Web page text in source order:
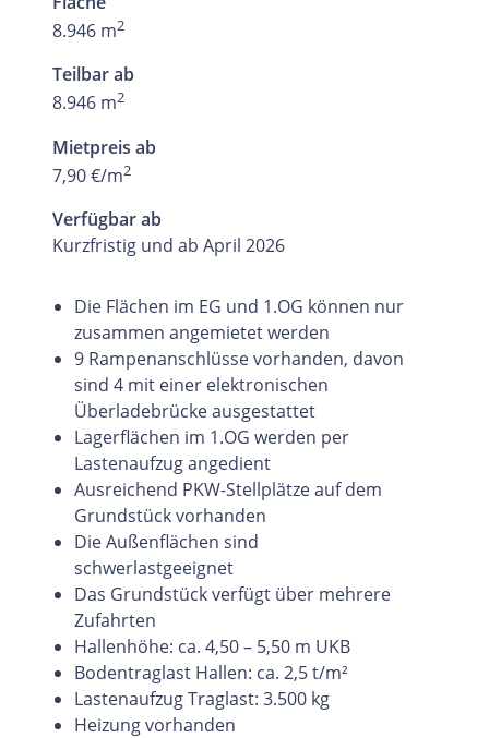
8.946 m2
Teilbar ab
8.946 m2
Mietpreis ab
7,90 €/m2
Verfügbar ab
Kurzfristig und ab April 2026
Die Flächen im EG und 1.OG können nur
zusammen angemietet werden
9 Rampenanschlüsse vorhanden, davon
sind 4 mit einer elektronischen
Überladebrücke ausgestattet
Lagerflächen im 1.OG werden per
Lastenaufzug angedient
Ausreichend PKW-Stellplätze auf dem
Grundstück vorhanden
Die Außenflächen sind
schwerlastgeeignet
Das Grundstück verfügt über mehrere
Zufahrten
Hallenhöhe: ca. 4,50 – 5,50 m UKB
Bodentraglast Hallen: ca. 2,5 t/m²
Lastenaufzug Traglast: 3.500 kg
Heizung vorhanden